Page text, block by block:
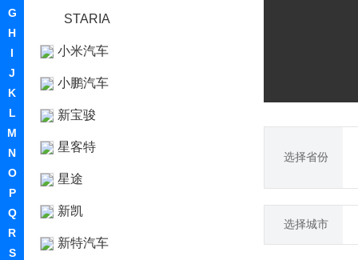
G
H
I
J
K
L
M
N
O
P
Q
R
S
STARIA
小米汽车
小鹏汽车
新宝骏
星客特
星途
新凯
新特汽车
选择省份
选择城市